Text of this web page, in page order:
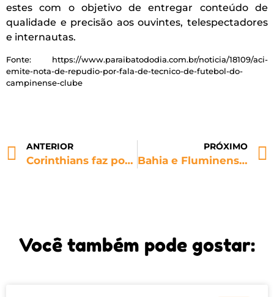
estes com o objetivo de entregar conteúdo de
qualidade e precisão aos ouvintes, telespectadores
e internautas.
Fonte: https://www.paraibatododia.com.br/noticia/18109/aci-
emite-nota-de-repudio-por-fala-de-tecnico-de-futebol-do-
campinense-clube
ANTERIOR
Corinthians faz postagem em dia de clássico alertando os torcedores sobre cânticos homofóbicos
PRÓXIMO
Bahia e Fluminense são os únicos clubes da série A a se manifestarem no Dia Nacional da Visibilidade Trans
Você também pode gostar: